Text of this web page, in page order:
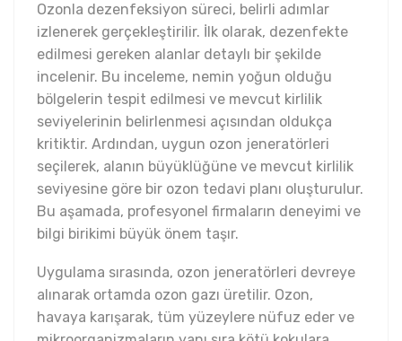
Ozonla dezenfeksiyon süreci, belirli adımlar
izlenerek gerçekleştirilir. İlk olarak, dezenfekte
edilmesi gereken alanlar detaylı bir şekilde
incelenir. Bu inceleme, nemin yoğun olduğu
bölgelerin tespit edilmesi ve mevcut kirlilik
seviyelerinin belirlenmesi açısından oldukça
kritiktir. Ardından, uygun ozon jeneratörleri
seçilerek, alanın büyüklüğüne ve mevcut kirlilik
seviyesine göre bir ozon tedavi planı oluşturulur.
Bu aşamada, profesyonel firmaların deneyimi ve
bilgi birikimi büyük önem taşır.
Uygulama sırasında, ozon jeneratörleri devreye
alınarak ortamda ozon gazı üretilir. Ozon,
havaya karışarak, tüm yüzeylere nüfuz eder ve